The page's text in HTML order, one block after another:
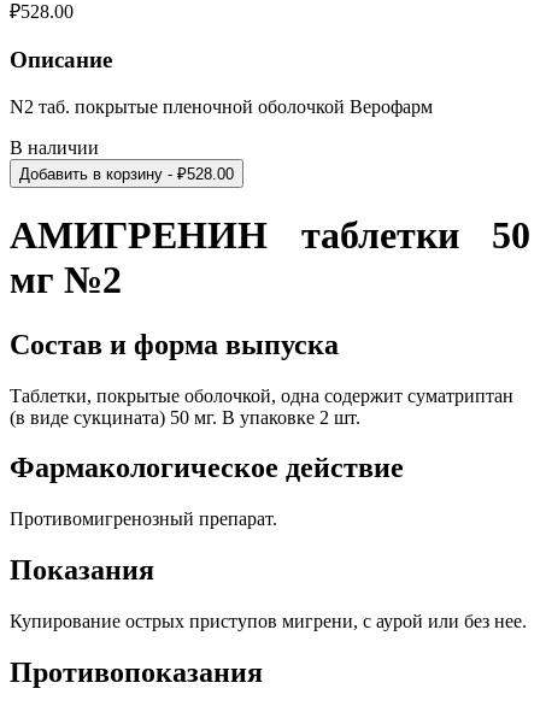
₽528.00
Описание
N2 таб. покрытые пленочной оболочкой Верофарм
В наличии
Добавить в корзину - ₽528.00
АМИГРЕНИН таблетки 50
мг №2
Состав и форма выпуска
Таблетки, покрытые оболочкой, одна содержит суматриптан
(в виде сукцината) 50 мг. В упаковке 2 шт.
Фармакологическое действие
Противомигренозный препарат.
Показания
Купирование острых приступов мигрени, с аурой или без нее.
Противопоказания